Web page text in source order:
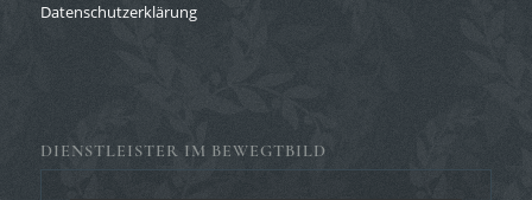
Datenschutzerklärung
DIENSTLEISTER IM BEWEGTBILD